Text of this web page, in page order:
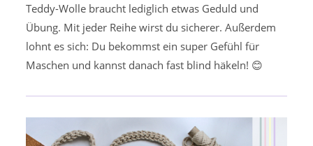
Teddy-Wolle braucht lediglich etwas Geduld und
Übung. Mit jeder Reihe wirst du sicherer. Außerdem
lohnt es sich: Du bekommst ein super Gefühl für
Maschen und kannst danach fast blind häkeln! 😊